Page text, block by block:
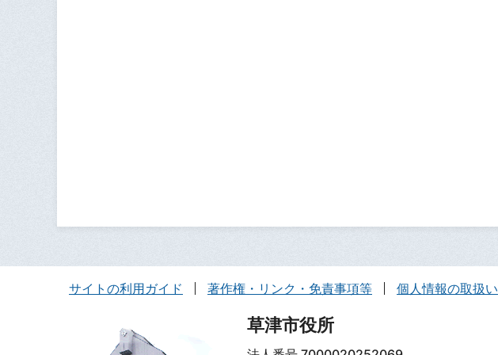
サイトの利用ガイド 著作権・リンク・免責事項等 個人情報の取扱い
草津市役所